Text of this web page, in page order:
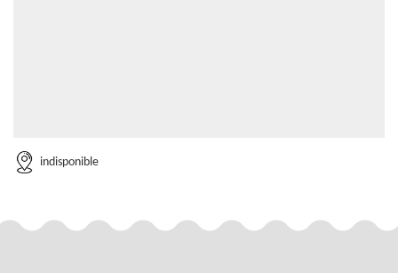
indisponible